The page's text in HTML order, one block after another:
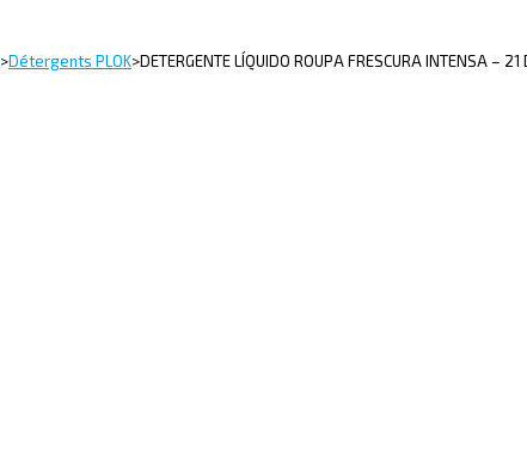
>Détergents PLOK>DETERGENTE LÍQUIDO ROUPA FRESCURA INTENSA –